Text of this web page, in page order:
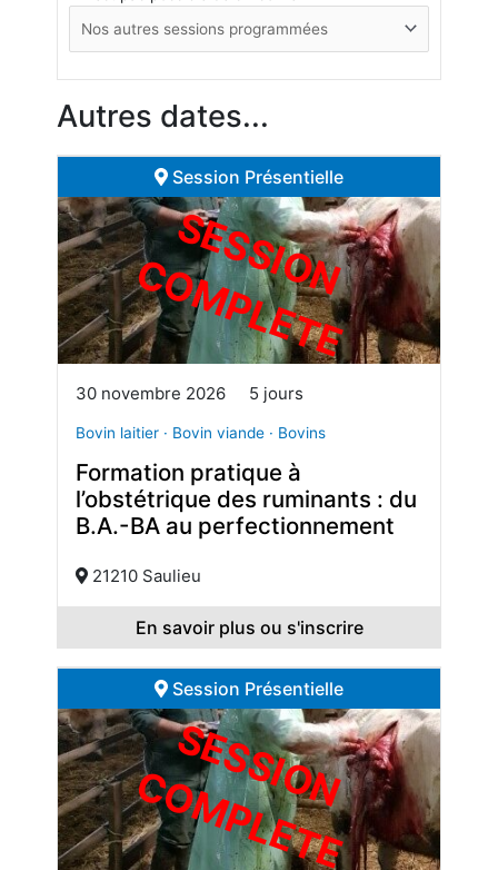
Autres dates...
Session Présentielle
S
E
S
S
I
O
N C
O
M
P
L
E
T
E
30 novembre 2026 5 jours
Bovin laitier · Bovin viande · Bovins
Formation pratique à
l’obstétrique des ruminants : du
B.A.-BA au perfectionnement
21210 Saulieu
En savoir plus ou s'inscrire
Session Présentielle
S
E
S
S
I
O
N C
O
M
P
L
E
T
E